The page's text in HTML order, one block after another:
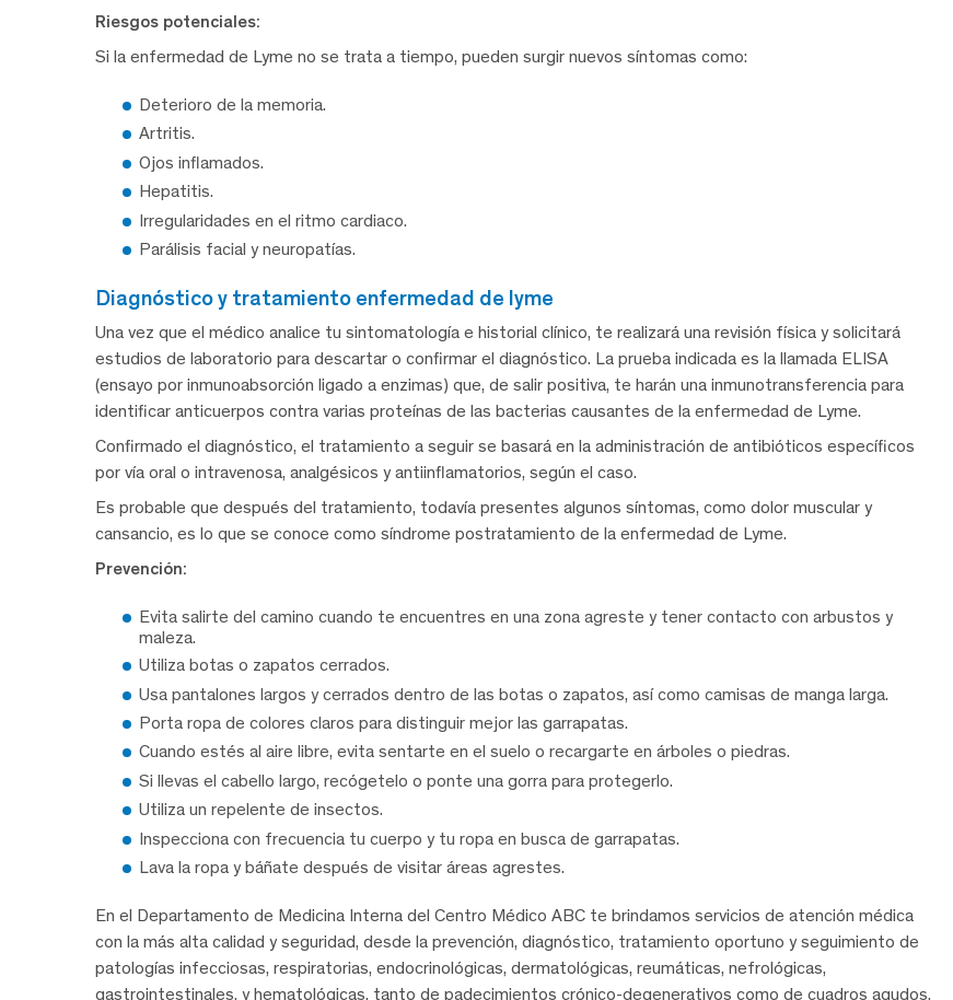
Riesgos potenciales:
Si la enfermedad de Lyme no se trata a tiempo, pueden surgir nuevos síntomas como:
Deterioro de la memoria.
Artritis.
Ojos inflamados.
Hepatitis.
Irregularidades en el ritmo cardiaco.
Parálisis facial y neuropatías.
diagnóstico y tratamiento enfermedad de lyme
Una vez que el médico analice tu sintomatología e historial clínico, te realizará una revisión física y solicitará
estudios de laboratorio para descartar o confirmar el diagnóstico. La prueba indicada es la llamada ELISA
(ensayo por inmunoabsorción ligado a enzimas) que, de salir positiva, te harán una inmunotransferencia para
identificar anticuerpos contra varias proteínas de las bacterias causantes de la enfermedad de Lyme.
Confirmado el diagnóstico, el tratamiento a seguir se basará en la administración de antibióticos específicos
por vía oral o intravenosa, analgésicos y antiinflamatorios, según el caso.
Es probable que después del tratamiento, todavía presentes algunos síntomas, como dolor muscular y
cansancio, es lo que se conoce como síndrome postratamiento de la enfermedad de Lyme.
Prevención:
Evita salirte del camino cuando te encuentres en una zona agreste y tener contacto con arbustos y
maleza.
Utiliza botas o zapatos cerrados.
Usa pantalones largos y cerrados dentro de las botas o zapatos, así como camisas de manga larga.
Porta ropa de colores claros para distinguir mejor las garrapatas.
Cuando estés al aire libre, evita sentarte en el suelo o recargarte en árboles o piedras.
Si llevas el cabello largo, recógetelo o ponte una gorra para protegerlo.
Utiliza un repelente de insectos.
Inspecciona con frecuencia tu cuerpo y tu ropa en busca de garrapatas.
Lava la ropa y báñate después de visitar áreas agrestes.
En el Departamento de Medicina Interna del Centro Médico ABC te brindamos servicios de atención médica
con la más alta calidad y seguridad, desde la prevención, diagnóstico, tratamiento oportuno y seguimiento de
patologías infecciosas, respiratorias, endocrinológicas, dermatológicas, reumáticas, nefrológicas,
gastrointestinales, y hematológicas, tanto de padecimientos crónico-degenerativos como de cuadros agudos,